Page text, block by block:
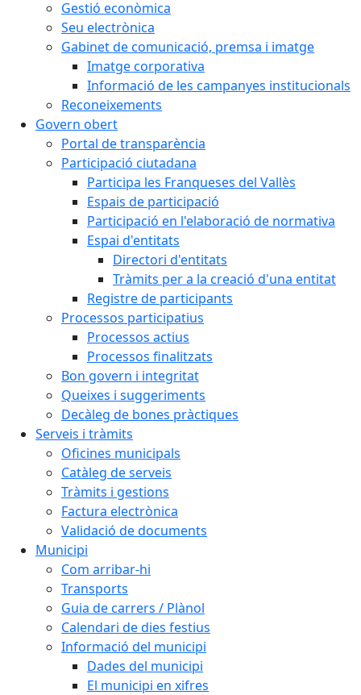
Gestió econòmica
Seu electrònica
Gabinet de comunicació, premsa i imatge
Imatge corporativa
Informació de les campanyes institucionals
Reconeixements
Govern obert
Portal de transparència
Participació ciutadana
Participa les Franqueses del Vallès
Espais de participació
Participació en l'elaboració de normativa
Espai d'entitats
Directori d'entitats
Tràmits per a la creació d'una entitat
Registre de participants
Processos participatius
Processos actius
Processos finalitzats
Bon govern i integritat
Queixes i suggeriments
Decàleg de bones pràctiques
Serveis i tràmits
Oficines municipals
Catàleg de serveis
Tràmits i gestions
Factura electrònica
Validació de documents
Municipi
Com arribar-hi
Transports
Guia de carrers / Plànol
Calendari de dies festius
Informació del municipi
Dades del municipi
El municipi en xifres